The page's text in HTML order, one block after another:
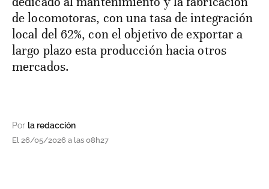
de locomotoras, con una tasa de integración
local del 62%, con el objetivo de exportar a
largo plazo esta producción hacia otros
mercados.
Por la redacción
El 26/05/2026 a las 08h27